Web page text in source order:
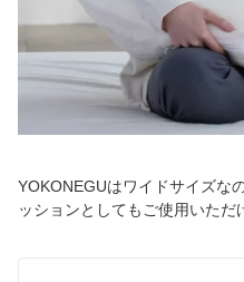
YOKONEGUはワイドサイズな
ッションとしてもご使用いただ